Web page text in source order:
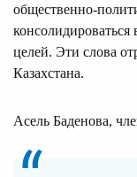
общественно-
целей. Эти слова
Казахстана.
Асель Баденова,